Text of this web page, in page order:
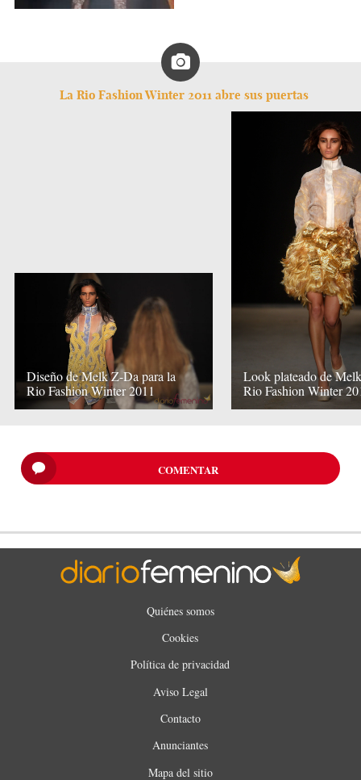
La Rio Fashion Winter 2011 abre sus puertas
Diseño de Melk Z-Da para la
Rio Fashion Winter 2011
Look plateado de
Rio Fashion Winter
COMENTAR
Quiénes somos
Cookies
Política de privacidad
Aviso Legal
Contacto
Anunciantes
Mapa del sitio